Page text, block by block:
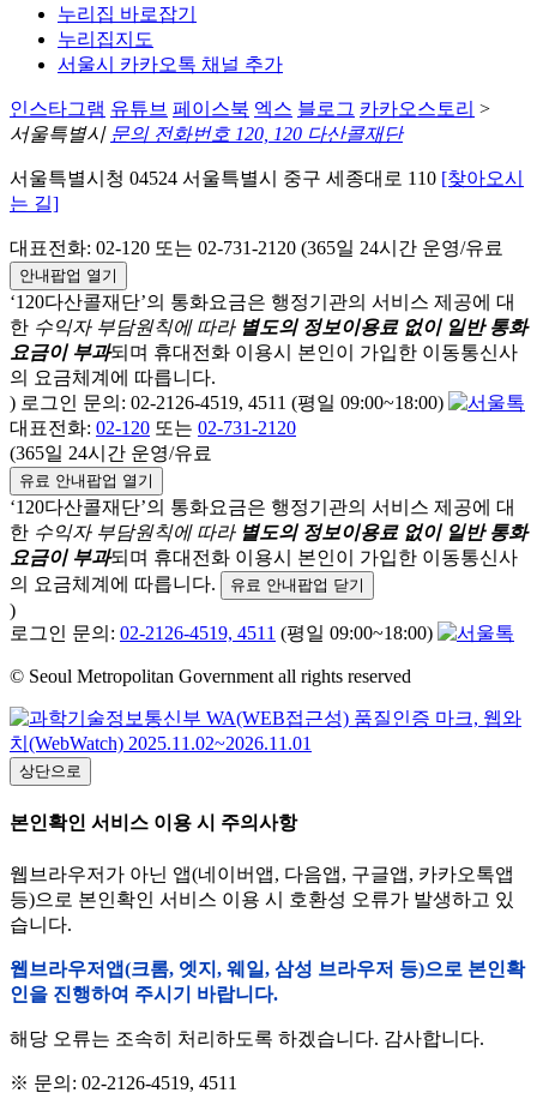
누리집 바로잡기
누리집지도
서울시 카카오톡 채널 추가
인스타그램 유튜브 페이스북 엑스 블로그 카카오스토리 >
서울특별시 문의 전화번호 120, 120 다산콜재단
서울특별시청 04524 서울특별시 중구 세종대로 110 [찾아오시
는 길]
대표전화: 02-120 또는 02-731-2120 (365일 24시간 운영/유료
안내팝업 열기
‘120다산콜재단’의 통화요금은 행정기관의 서비스 제공에 대
한 수익자 부담원칙에 따라 별도의 정보이용료 없이 일반 통화
요금이 부과되며 휴대전화 이용시 본인이 가입한 이동통신사
의 요금체계에 따릅니다.
) 로그인 문의: 02-2126-4519, 4511 (평일 09:00~18:00)
대표전화: 02-120 또는 02-731-2120
(365일 24시간 운영/유료
유료 안내팝업 열기
‘120다산콜재단’의 통화요금은 행정기관의 서비스 제공에 대
한 수익자 부담원칙에 따라 별도의 정보이용료 없이 일반 통화
요금이 부과되며 휴대전화 이용시 본인이 가입한 이동통신사
의 요금체계에 따릅니다.
유료 안내팝업 닫기
)
로그인 문의: 02-2126-4519, 4511 (평일 09:00~18:00)
© Seoul Metropolitan Government all rights reserved
상단으로
본인확인 서비스 이용 시 주의사항
웹브라우저가 아닌 앱(네이버앱, 다음앱, 구글앱, 카카오톡앱
등)으로 본인확인 서비스 이용 시 호환성 오류가 발생하고 있
습니다.
웹브라우저앱(크롬, 엣지, 웨일, 삼성 브라우저 등)으로 본인확
인을 진행하여 주시기 바랍니다.
해당 오류는 조속히 처리하도록 하겠습니다. 감사합니다.
※ 문의: 02-2126-4519, 4511